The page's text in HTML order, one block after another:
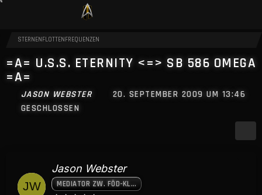
STERNENFLOTTENFREQUENZEN
=A= U.S.S. ETERNITY <=> SB 586 OMEGA
=A=
JASON WEBSTER
20. SEPTEMBER 2009 UM 13:46
GESCHLOSSEN
Jason Webster
MEDIATOR ZW. FÖD-KLING. BÜNDNIS